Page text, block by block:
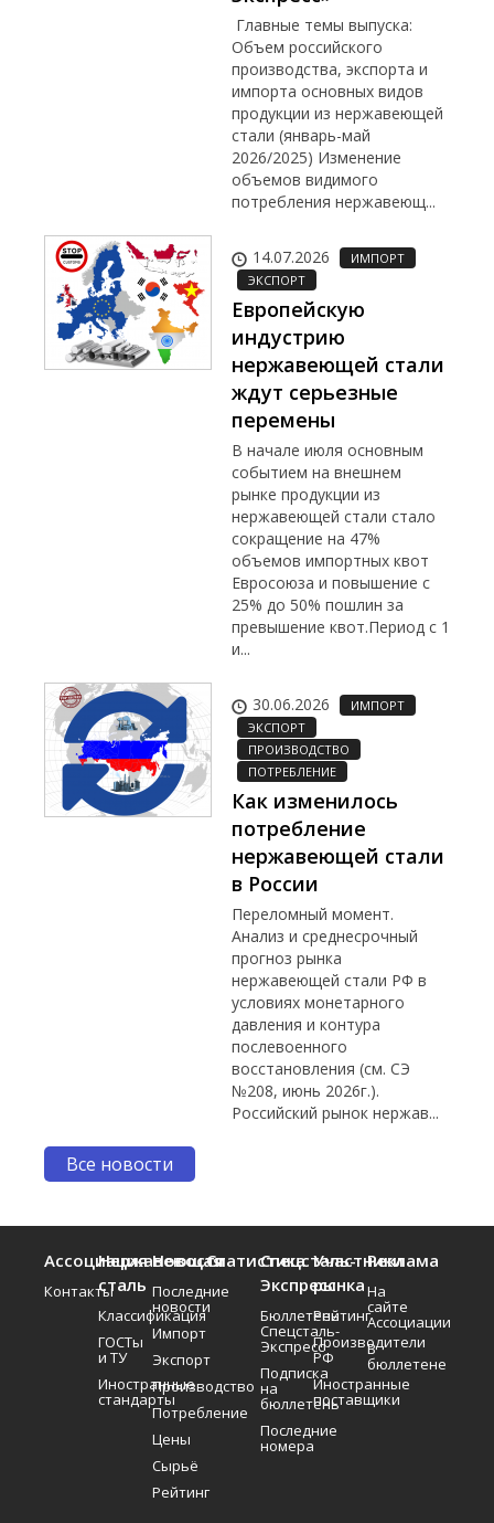
Главные темы выпуска:
Объем российского
производства, экспорта и
импорта основных видов
продукции из нержавеющей
стали (январь-май
2026/2025) Изменение
объемов видимого
потребления нержавеющ...
14.07.2026
ИМПОРТ
ЭКСПОРТ
Европейскую
индустрию
нержавеющей стали
ждут серьезные
перемены
В начале июля основным
событием на внешнем
рынке продукции из
нержавеющей стали стало
сокращение на 47%
объемов импортных квот
Евросоюза и повышение с
25% до 50% пошлин за
превышение квот.Период с 1
и...
30.06.2026
ИМПОРТ
ЭКСПОРТ
ПРОИЗВОДСТВО
ПОТРЕБЛЕНИЕ
Как изменилось
потребление
нержавеющей стали
в России
Переломный момент.
Анализ и среднесрочный
прогноз рынка
нержавеющей стали РФ в
условиях монетарного
давления и контура
послевоенного
восстановления (см. СЭ
№208, июнь 2026г.).
Российский рынок нержав...
Все новости
Ассоциация
Контакты
Нержавеющая
сталь
Классификация
ГОСТы
и ТУ
Иностранные
стандарты
Новости
Последние
новости
Импорт
Экспорт
Производство
Потребление
Цены
Сырьё
Рейтинг
СтатистикаСпецсталь-
Экспресс
Бюллетень
Спецсталь-
Экспресс
Подписка
на
бюллетень
Последние
номера
Участники
рынка
Рейтинг
Производители
РФ
Иностранные
поставщики
Реклама
На
сайте
Ассоциации
В
бюллетене